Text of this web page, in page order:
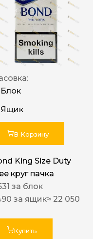
Блок
Ящик
В Корзину
King Size Duty
круг пачка
за блок
за ящик≈ 22 050
Купить